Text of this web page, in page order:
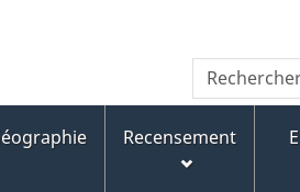
au
contenu
principal
« À
propos
de
ce
version
HTML
simplifiée
Rechercher
dans
Canada
Recensement